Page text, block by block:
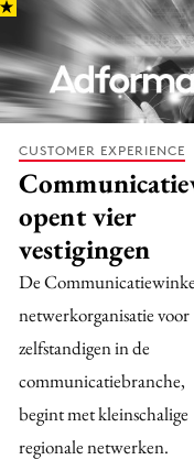
CUSTOMER EXPERIENCE
opent vier
vestigingen
De
netwerkorganisatie voor
zelfstandigen in de
communicatiebranche,
begint met kleinschalige
regionale netwerken.